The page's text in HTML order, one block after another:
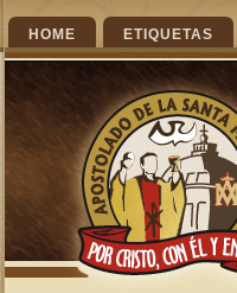
HOME ETIQUETAS